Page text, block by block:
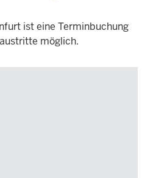
ist eine Terminbuchung
möglich.